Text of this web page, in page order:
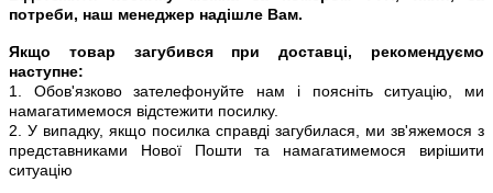
потреби, наш менеджер надішле Вам.
Якщо товар загубився при доставці, рекомендуємо
наступне:
1. Обов'язково зателефонуйте нам і поясніть ситуацію, ми
намагатимемося відстежити посилку.
2. У випадку, якщо посилка справді загубилася, ми зв'яжемося з
представниками Нової Пошти та намагатимемося вирішити
ситуацію